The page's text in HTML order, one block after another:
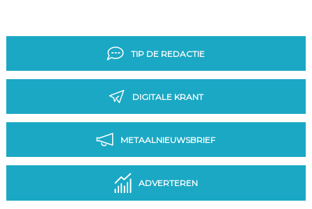
TIP DE REDACTIE
DIGITALE KRANT
METAALNIEUWSBRIEF
ADVERTEREN